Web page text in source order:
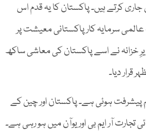
کرتے ہیں۔ پاکستان کا یہ قدم اس
سرمایہ کار پاکستانی معیشت پر
خزانہ نے اسے پاکستان کی معاشی ساکھ
قرار دیا۔
پیشرفت ہوئی ہے۔ پاکستان اور چین کے
تجارت آر ایم بی اور یوآن میں ہو رہی ہے۔